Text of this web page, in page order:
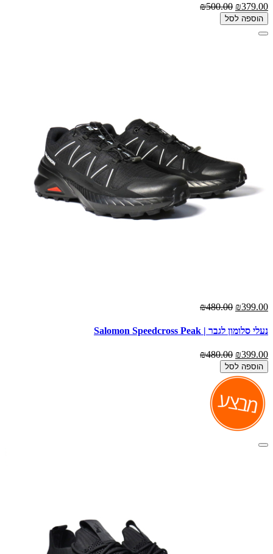
₪379.00
₪500.00
הוספה לסל
₪399.00
₪480.00
נעלי סלומון לגבר | Salomon Speedcross Peak
₪399.00
₪480.00
הוספה לסל